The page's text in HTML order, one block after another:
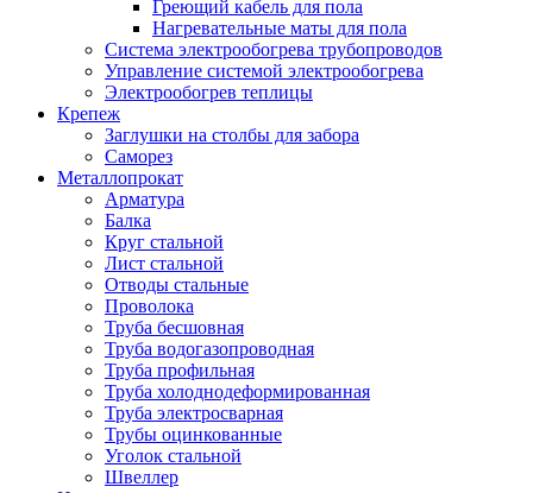
Греющий кабель для пола
Нагревательные маты для пола
Система электрообогрева трубопроводов
Управление системой электрообогрева
Электрообогрев теплицы
Крепеж
Заглушки на столбы для забора
Саморез
Металлопрокат
Арматура
Балка
Круг стальной
Лист стальной
Отводы стальные
Проволока
Труба бесшовная
Труба водогазопроводная
Труба профильная
Труба холоднодеформированная
Труба электросварная
Трубы оцинкованные
Уголок стальной
Швеллер